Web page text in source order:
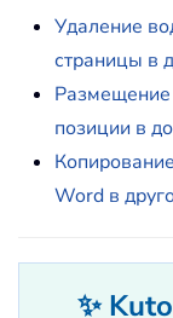
Удаление
страницы в
Размещение
позиции в
Word в
✨